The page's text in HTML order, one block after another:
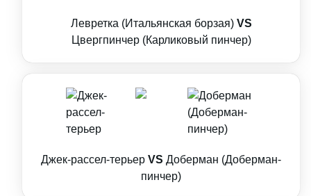
Левретка (Итальянская борзая) VS
Цвергпинчер (Карликовый пинчер)
Джек-рассел-терьер VS Доберман (Доберман-
пинчер)